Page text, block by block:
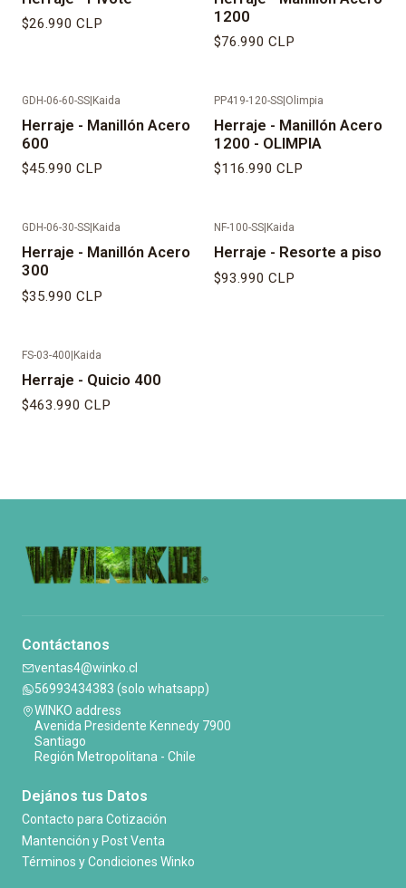
$26.990 CLP
1200
$76.990 CLP
GDH-06-60-SS|Kaida
Herraje - Manillón Acero
600
$45.990 CLP
PP419-120-SS|Olimpia
Herraje - Manillón Acero
1200 - OLIMPIA
$116.990 CLP
GDH-06-30-SS Kaida
Herraje - Manillón Acero
300
$35.990 CLP
NF-100-SS Kaida
Herraje - Resorte a piso
$93.990 CLP
FS-03-400|Kaida
Herraje - Quicio 400
$463.990 CLP
Contáctanos
ventas4@winko.cl
56993434383 (solo whatsapp)
WINKO address
Avenida Presidente Kennedy 7900
Santiago
Región Metropolitana - Chile
Dejános tus Datos
Contacto para Cotización
Mantención y Post Venta
Términos y Condiciones Winko